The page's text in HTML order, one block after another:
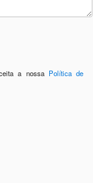
a nossa Política de